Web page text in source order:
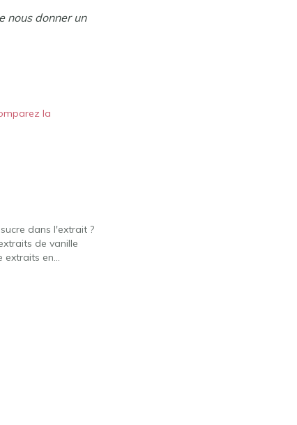
nous donner un
la
dans l'extrait ?
de vanille
extraits en…